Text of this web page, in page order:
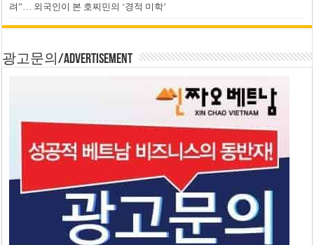
려”… 외국인이 본 호찌민의 ‘경적 미학’
광고문의/Advertisement